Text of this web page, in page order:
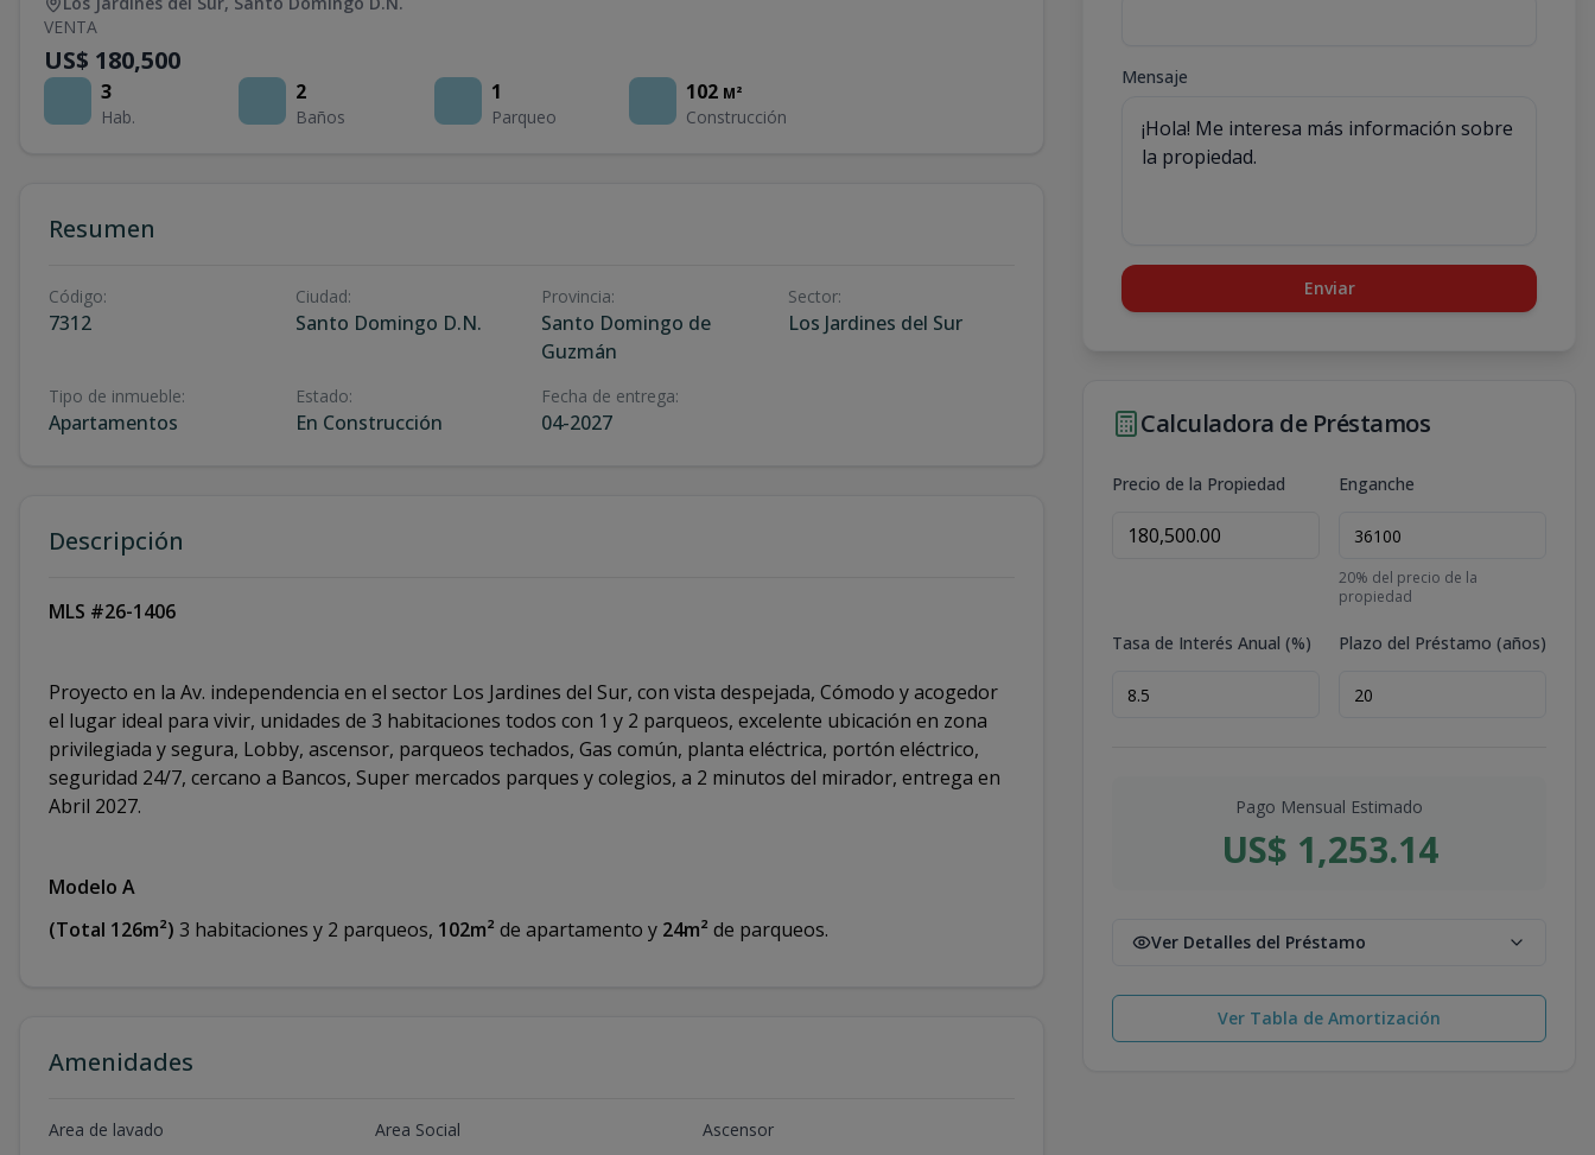
VENTA
US$ 180,500
3
Hab.
2
Baños
1
Parqueo
102 M²
Construcción
Resumen
Código:
7312
Ciudad:
Santo Domingo D.N.
Provincia:
Santo Domingo de
Guzmán
Sector:
Los Jardines del Sur
Tipo de inmueble:
Apartamentos
Estado:
En Construcción
Fecha de entrega:
04-2027
Descripción
MLS #26-1406
Proyecto en la Av. independencia en el sector Los Jardines del Sur, con vista despejada, Cómodo y acogedor
el lugar ideal para vivir, unidades de 3 habitaciones todos con 1 y 2 parqueos, excelente ubicación en zona
privilegiada y segura, Lobby, ascensor, parqueos techados, Gas común, planta eléctrica, portón eléctrico,
seguridad 24/7, cercano a Bancos, Super mercados parques y colegios, a 2 minutos del mirador, entrega en
Abril 2027.
Modelo A
(Total 126m²) 3 habitaciones y 2 parqueos, 102m² de apartamento y 24m² de parqueos.
Amenidades
Area de lavado Area Social
Ascensor
Mensaje
Enviar
Calculadora de Préstamos
Precio de la Propiedad Enganche
20% del precio de la
propiedad
Tasa de Interés Anual (%) Plazo del Préstamo (años)
Pago Mensual Estimado
US$ 1,253.14
Ver Detalles del Préstamo
Ver Tabla de Amortización